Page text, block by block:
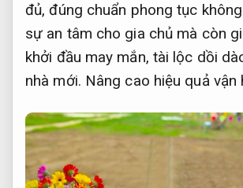
đủ, đúng chuẩn phong tục
sự an tâm cho gia chủ mà còn
khởi đầu may mắn, tài lộc dồi
nhà mới. Nâng cao hiệu quả vận